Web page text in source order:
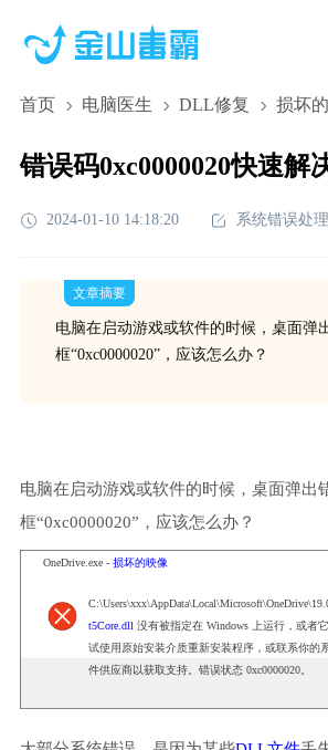
首页 电脑医生 DLL修复 损坏
错误码0xc0000020快速解
2024-01-10 14:18:20 系统错误处
文章摘要
电脑在启动游戏或软件的时候，桌面弹
框“0xc0000020”，应该怎么办？
电脑在启动游戏或软件的时候，桌面弹出
框“0xc0000020”，应该怎么办？
OneDrive.exe - 损坏的映像
t5Core.dll 没有被指定在 Windows 上运行，或者
试使用原始安装介质重新安装程序，或联系你的
件供应商以获取支持。错误状态 0xc0000020。